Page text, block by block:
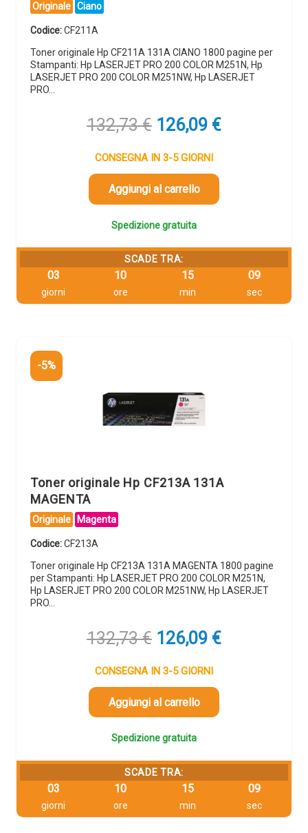
Originale Ciano
Codice:CF211A
Toner originale Hp CF211A 131A CIANO 1800 pagine per
Stampanti: Hp LASERJET PRO 200 COLOR M251N, Hp
LASERJET PRO 200 COLOR M251NW, Hp LASERJET
PRO…
132,73€ Il
originale
era:
132,73 €.
126,09 €Il
CONSEGNA IN 3-5 GIORNI
Aggiungi al carrello
Spedizione gratuita
SCADE TRA:
03
giorni
10
ore
15
min
09
sec
-5%
Toner originale Hp CF213A 131A
MAGENTA
Originale Magenta
Codice:CF213A
Toner originale Hp CF213A 131A MAGENTA 1800 pagine
per Stampanti: Hp LASERJET PRO 200 COLOR M251N,
Hp LASERJET PRO 200 COLOR M251NW, Hp LASERJET
PRO…
132,73€ Il
originale
era:
132,73 €.
126,09 €Il
CONSEGNA IN 3-5 GIORNI
Aggiungi al carrello
Spedizione gratuita
SCADE TRA:
03
giorni
10
ore
15
min
09
sec